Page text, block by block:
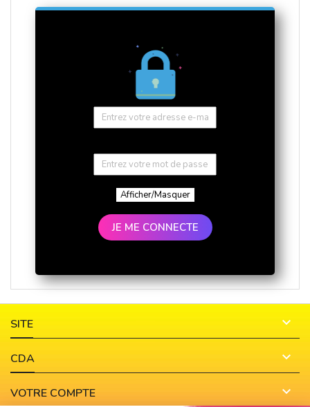
Afficher/Masquer
JE ME CONNECTE
SITE 
CDA 
VOTRE COMPTE 